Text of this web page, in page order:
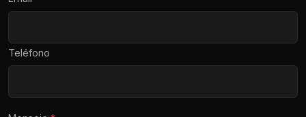
eróticos?
Teléfono